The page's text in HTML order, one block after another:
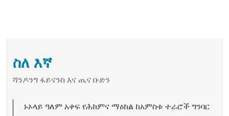
ስለ እኛ
ሻንዶንግ ፋይናንስ እና ጤና ቡድን
ኑኦላይ ዓለም አቀፍ የሕክምና ማዕከል ከአምስቱ ተራሮች ግንባር